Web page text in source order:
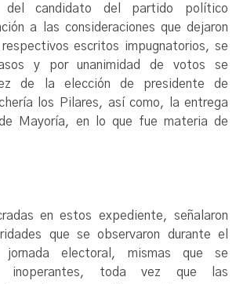
candidato del partido político
a las consideraciones que dejaron
escritos impugnatorios, se
y por unanimidad de votos se
de la elección de presidente de
los Pilares, así como, la entrega
Mayoría, en lo que fue materia de
en estos expediente, señalaron
que se observaron durante el
electoral, mismas que se
inoperantes, toda vez que las